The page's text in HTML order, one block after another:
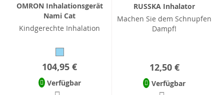
OMRON Inhalationsgerät
Nami Cat
Kindgerechte Inhalation
104,95 €
Verfügbar
RUSSKA Inhalator
Machen Sie dem Schnupfen
Dampf!
12,50 €
Verfügbar